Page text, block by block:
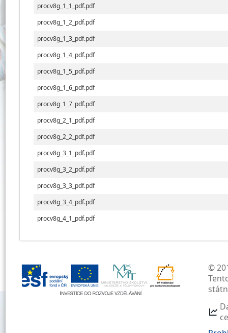
procv8g_1_1_pdf.pdf
procv8g_1_2_pdf.pdf
procv8g_1_3_pdf.pdf
procv8g_1_4_pdf.pdf
procv8g_1_5_pdf.pdf
procv8g_1_6_pdf.pdf
procv8g_1_7_pdf.pdf
procv8g_2_1_pdf.pdf
procv8g_2_2_pdf.pdf
procv8g_3_1_pdf.pdf
procv8g_3_2_pdf.pdf
procv8g_3_3_pdf.pdf
procv8g_3_4_pdf.pdf
procv8g_4_1_pdf.pdf
©